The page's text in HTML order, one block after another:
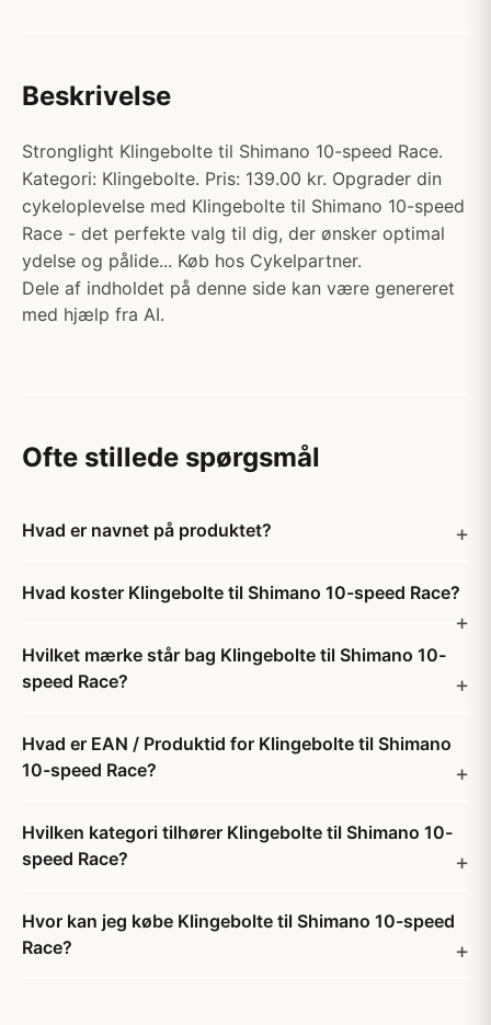
Beskrivelse
Stronglight Klingebolte til Shimano 10-speed Race.
Kategori: Klingebolte. Pris: 139.00 kr. Opgrader din
cykeloplevelse med Klingebolte til Shimano 10-speed
Race - det perfekte valg til dig, der ønsker optimal
ydelse og pålide... Køb hos Cykelpartner.
Dele af indholdet på denne side kan være genereret
med hjælp fra AI.
Ofte stillede spørgsmål
Hvad er navnet på produktet?
Hvad koster Klingebolte til Shimano 10-speed Race?
Hvilket mærke står bag Klingebolte til Shimano 10-
speed Race?
Hvad er EAN / Produktid for Klingebolte til Shimano
10-speed Race?
Hvilken kategori tilhører Klingebolte til Shimano 10-
speed Race?
Hvor kan jeg købe Klingebolte til Shimano 10-speed
Race?